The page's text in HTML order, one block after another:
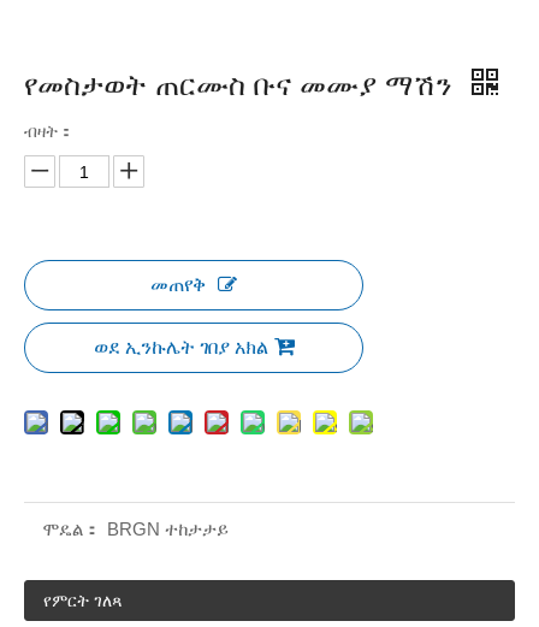
የመስታወት ጠርሙስ ቡና መሙያ ማሽን
ብዛት：
መጠየቅ
ወደ ኢንኩሌት ገበያ አክል
ሞዴል： BRGN ተከታታይ
የምርት ገለጻ